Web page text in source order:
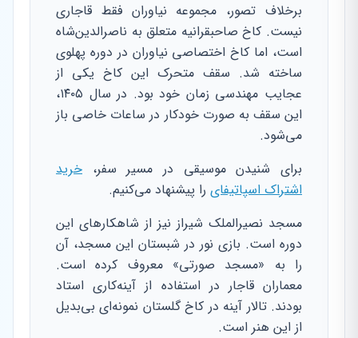
برخلاف تصور، مجموعه نیاوران فقط قاجاری
نیست. کاخ صاحبقرانیه متعلق به ناصرالدین‌شاه
است، اما کاخ اختصاصی نیاوران در دوره پهلوی
ساخته شد. سقف متحرک این کاخ یکی از
عجایب مهندسی زمان خود بود. در سال ۱۴۰۵،
این سقف به صورت خودکار در ساعات خاصی باز
می‌شود.
برای شنیدن موسیقی در مسیر سفر، خرید
اشتراک اسپاتیفای را پیشنهاد می‌کنیم.
مسجد نصیرالملک شیراز نیز از شاهکارهای این
دوره است. بازی نور در شبستان این مسجد، آن
را به «مسجد صورتی» معروف کرده است.
معماران قاجار در استفاده از آینه‌کاری استاد
بودند. تالار آینه در کاخ گلستان نمونه‌ای بی‌بدیل
از این هنر است.